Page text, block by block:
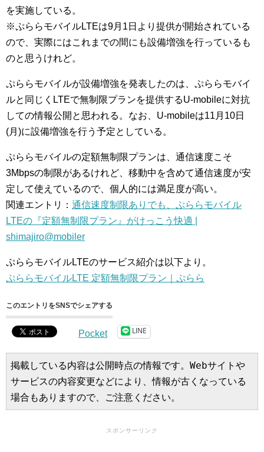
を実施している。
※ぷららモバイルLTEは9月1日より提供が開始されている
ので、実際にはこれまでの間にも設備増強を行っているも
のと思うけれど。
ぷららモバイルが設備増強を発表したのは、ぷららモバイ
ルと同じくLTEで無制限プランを提供するU-mobileに対抗
しての情報公開と思われる。なお、U-mobileは11月10日
(月)に設備増強を行う予定としている。
ぷららモバイルの定額無制限プランは、通信速度こそ
3Mbpsの制限があるけれど、移動中を含めて通信速度が安
定して使えているので、個人的には満足度が高い。
関連エントリ： 通信速度制限ありでも、ぷららモバイル
LTEの『定額無制限プラン』がけっこう快適 |
shimajiro@mobiler
ぷららモバイルLTEのサービス紹介は以下より。
ぷららモバイルLTE 定額無制限プラン｜ぷらら
このエントリをSNSでシェアする
Pocket LINE
掲載している内容は公開時点の情報です。Webサイトや
サービスの内容変更などにより、情報が古くなっている
場合もありますので、ご注意ください。
スポンサーリンク